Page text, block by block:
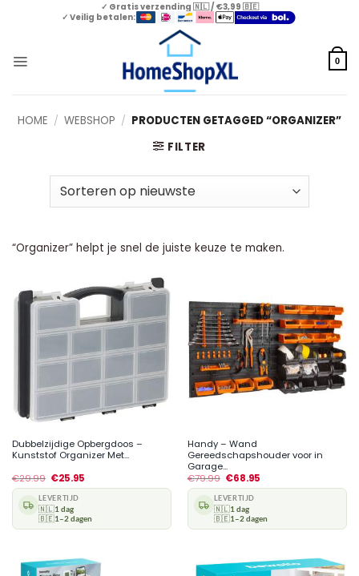
✓ Gratis verzending 🇳🇱 / €3,99 🇧🇪
✓ Veilig betalen:
0
HOME / WEBSHOP / PRODUCTEN GETAGGED “ORGANIZER”
FILTER
“Organizer” helpt je snel de juiste keuze te maken.
Dubbelzijdige Opbergdoos –
Kunststof Organizer Met...
€29.99 €25.95
LEVERTIJD
🇳🇱1 dag
🇧🇪1–2 dagen
Handy – Wand
Gereedschapshouder voor in
Garage...
€79.99 €68.95
LEVERTIJD
🇳🇱1 dag
🇧🇪1–2 dagen